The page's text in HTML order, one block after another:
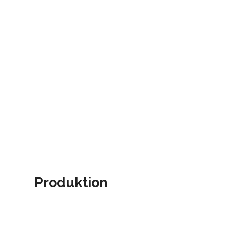
Produktion